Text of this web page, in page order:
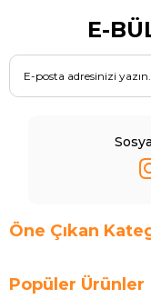
E-
Öne Çıkan
Popüler Ürünler